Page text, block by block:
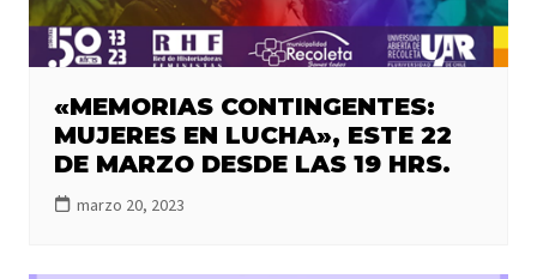
«MEMORIAS CONTINGENTES:
MUJERES EN LUCHA», ESTE 22
DE MARZO DESDE LAS 19 HRS.
marzo 20, 2023